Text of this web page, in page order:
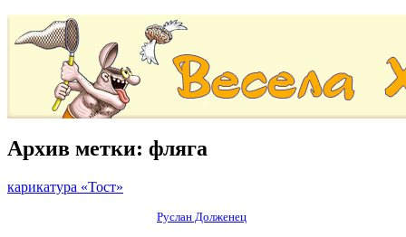
Архив метки: фляга
карикатура «Тост»
Руслан Долженец